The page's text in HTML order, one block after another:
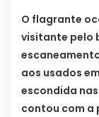
O flagrante
visitante pelo
aos usados
escondida
contou com a